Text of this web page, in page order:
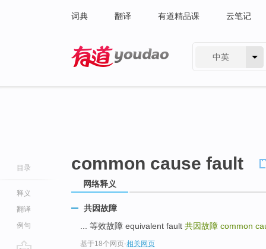
词典 翻译 有道精品课 云笔记
中英
目录
释义
翻译
例句
common cause fault
网络释义
共因故障
... 等效故障 equivalent fault 共因故障 common
基于18个网页-相关网页